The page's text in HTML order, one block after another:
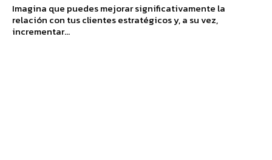
Imagina que puedes mejorar significativamente la
relación con tus clientes estratégicos y, a su vez,
incrementar...